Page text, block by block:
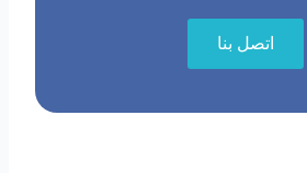
اتصل بنا